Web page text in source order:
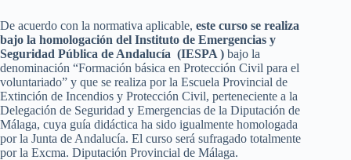
De acuerdo con la normativa aplicable, este curso se realiza
bajo la homologación del Instituto de Emergencias y
Seguridad Pública de Andalucía (IESPA ) bajo la
denominación “Formación básica en Protección Civil para el
voluntariado” y que se realiza por la Escuela Provincial de
Extinción de Incendios y Protección Civil, perteneciente a la
Delegación de Seguridad y Emergencias de la Diputación de
Málaga, cuya guía didáctica ha sido igualmente homologada
por la Junta de Andalucía. El curso será sufragado totalmente
por la Excma. Diputación Provincial de Málaga.